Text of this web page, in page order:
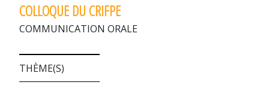
COLLOQUE DU CRIFPE
COMMUNICATION ORALE
THÈME(S)